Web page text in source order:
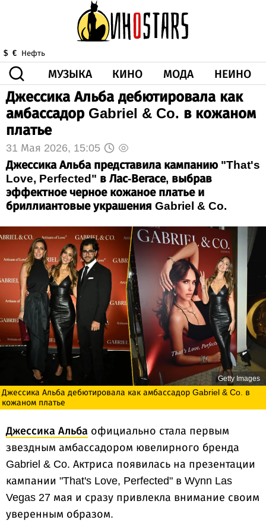
$ € Нефть
МУЗЫКА КИНО МОДА НЕИНО
ЗДОРОВЬЕ КОРОНА ИСКУССТВО
ДРУГОЕ
ВИДЕО
Джессика Альба дебютировала как
амбассадор Gabriel & Co. в кожаном
платье
31 Мая 2026, 15:05
Джессика Альба представила кампанию "That's
Love, Perfected" в Лас-Вегасе, выбрав
эффектное черное кожаное платье и
бриллиантовые украшения Gabriel & Co.
Getty Images
Джессика Альба дебютировала как амбассадор Gabriel & Co. в
кожаном платье
Джессика Альба официально стала первым
звездным амбассадором ювелирного бренда
Gabriel & Co. Актриса появилась на презентации
кампании "That's Love, Perfected" в Wynn Las
Vegas 27 мая и сразу привлекла внимание своим
уверенным образом.